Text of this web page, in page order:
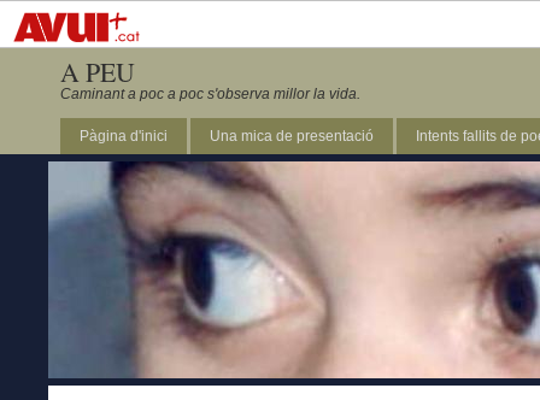
A PEU
Caminant a poc a poc s'observa millor la vida.
Pàgina d'inici Una mica de presentació Intents fallits de